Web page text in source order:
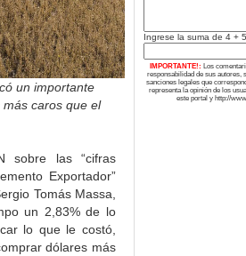
un importante
caros que el
sobre las “cifras
Exportador”
Tomás Massa,
un 2,83% de lo
lo que le costó,
dólares más
Ingrese la suma de 4 +
IMPORTANTE!: Los
responsabilidad de sus autores,
sanciones legales que
representa la opinión de los
este portal y http://